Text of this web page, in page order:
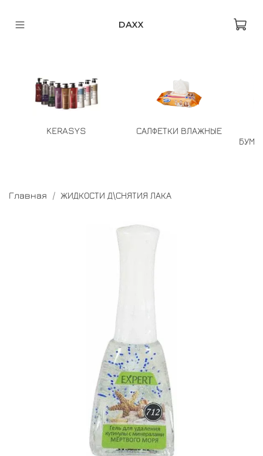
DAXX
KERASYS
САЛФЕТКИ ВЛАЖНЫЕ
Главная ЖИДКОСТИ Д\СНЯТИЯ ЛАКА